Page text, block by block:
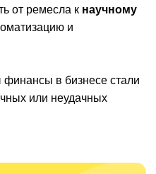
от ремесла к научному
и
в бизнесе стали
или неудачных